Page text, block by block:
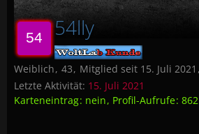
54lly
Weiblich 43
Mitglied seit 15. Juli 2021
Letzte Aktivität: 15. Juli 2021
Karteneintrag nein Profil-Aufrufe 862